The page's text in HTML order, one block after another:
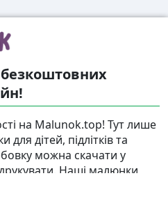
на Malunok.top! Тут лише
дітей, підлітків та
можна скачати у
Наші малюнки